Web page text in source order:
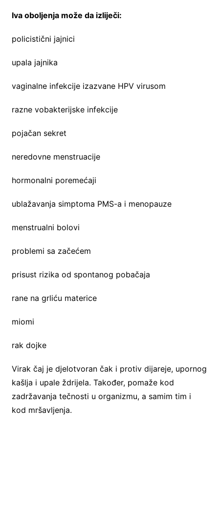
Iva oboljenja može da izliječi:
policistični jajnici
upala jajnika
vaginalne infekcije izazvane HPV virusom
razne vobakterijske infekcije
pojačan sekret
neredovne menstruacije
hormonalni poremećaji
ublažavanja simptoma PMS-a i menopauze
menstrualni bolovi
problemi sa začećem
prisust rizika od spontanog pobačaja
rane na grliću materice
miomi
rak dojke
Virak čaj je djelotvoran čak i protiv dijareje, upornog
kašlja i upale ždrijela. Također, pomaže kod
zadržavanja tečnosti u organizmu, a samim tim i
kod mršavljenja.